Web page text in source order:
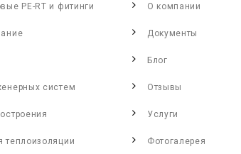
PE-RT и фитинги
систем
теплоизоляции
О компании
Документы
Блог
Отзывы
Услуги
Фотогалерея